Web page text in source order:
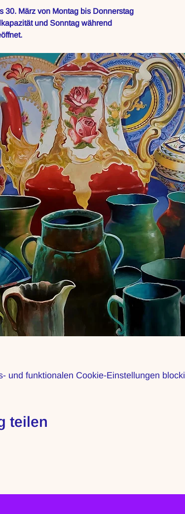
30. März von Montag bis Donnerstag
und Sonntag während
und funktionalen Cookie-Einstellungen
teilen